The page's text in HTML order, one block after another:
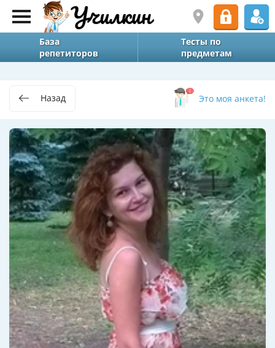
База
репетиторов
Тесты по
предметам
Назад Это моя анкета!